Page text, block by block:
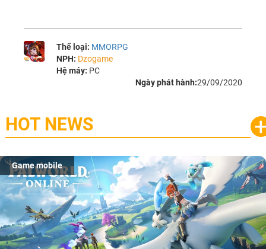
Thể loại: MMORPG
NPH: Dzogame
Hệ máy: PC
Ngày phát hành:29/09/2020
HOT NEWS
Game mobile